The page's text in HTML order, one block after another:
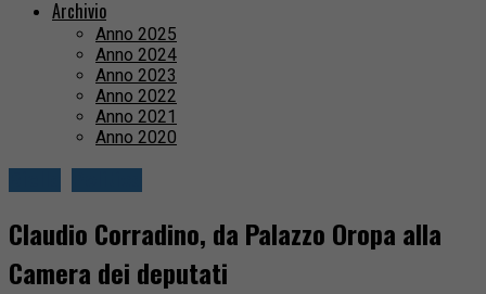
Archivio
Anno 2025
Anno 2024
Anno 2023
Anno 2022
Anno 2021
Anno 2020
Claudio Corradino, da Palazzo Oropa alla
Camera dei deputati